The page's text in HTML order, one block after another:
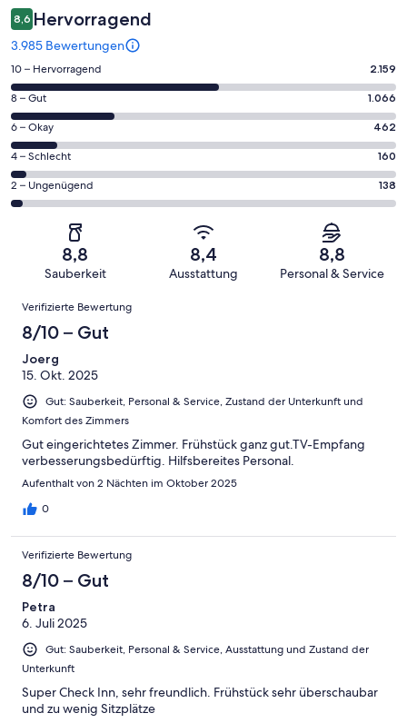
8,6 Hervorragend
3.985 Bewertungen
2159
von
insgesamt
3985
Gästebewertungen
haben
eine
Bewertung
Hervorragend
10 – Hervorragend 2.159
1066
von
insgesamt
3985
Gästebewertungen
haben
Bewertung
Gut
8 – Gut 1.066
462
von
insgesamt
3985
Gästebewertungen
Bewertung
Okay
6 – Okay 462
160
von
insgesamt
Gästebewertungen
von
Schlecht
4 – Schlecht 160
138
von
insgesamt
Gästebewertungen
haben
eine
Bewertung
von
Ungenügend
2 – Ungenügend 138
8,8
Sauberkeit
8,4
Ausstattung
8,8
Personal & Service
Bewertungen
Verifizierte Bewertung
8/10 – Gut
Joerg
15. Okt. 2025
Gut: Sauberkeit, Personal & Service, Zustand der Unterkunft und
Komfort des Zimmers
Gut eingerichtetes Zimmer. Frühstück ganz gut.TV-Empfang
verbesserungsbedürftig. Hilfsbereites Personal.
Aufenthalt von 2 Nächten im Oktober 2025
0
Verifizierte Bewertung
8/10 – Gut
Petra
6. Juli 2025
Gut: Sauberkeit, Personal & Service, Ausstattung und Zustand der
Unterkunft
Super Check Inn, sehr freundlich. Frühstück sehr überschaubar
und zu wenig Sitzplätze